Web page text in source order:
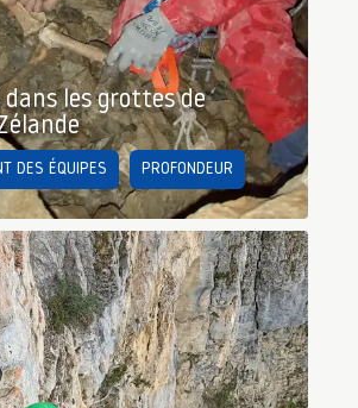
dans les grottes de
DES ÉQUIPES PROFONDEUR